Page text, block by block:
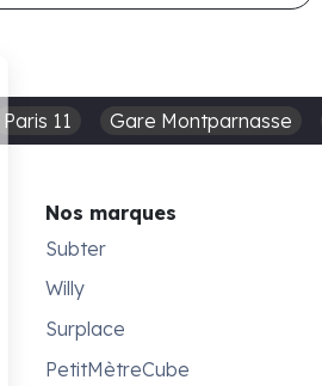
Paris 11 Gare Montparnasse
Nos marques
Subter
Willy
Surplace
PetitMètreCube